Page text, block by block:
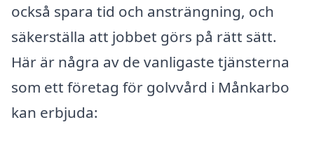
också spara tid och ansträngning, och
säkerställa att jobbet görs på rätt sätt.
Här är några av de vanligaste tjänsterna
som ett företag för golvvård i Månkarbo
kan erbjuda: